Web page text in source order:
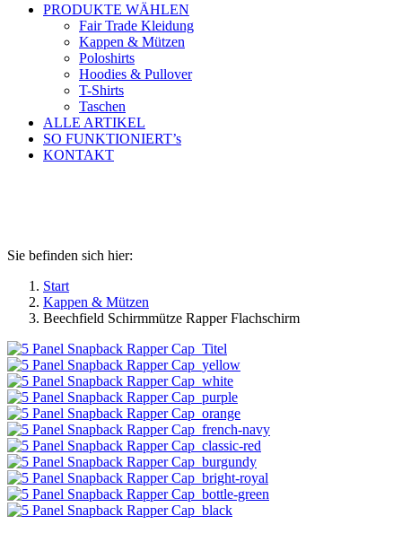
PRODUKTE WÄHLEN
Fair Trade Kleidung
Kappen & Mützen
Poloshirts
Hoodies & Pullover
T-Shirts
Taschen
ALLE ARTIKEL
SO FUNKTIONIERT’s
KONTAKT
Sie befinden sich hier:
Start
Kappen & Mützen
Beechfield Schirmmütze Rapper Flachschirm